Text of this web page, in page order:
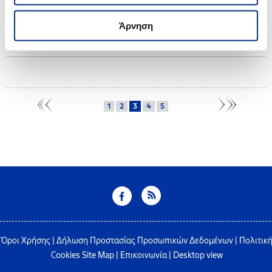
Άρνηση
Ο Όμιλος ΕΛΛΗΝΙΚΑ ΠΕΤΡΕΛΑΙΑ, στο πλαίσιο του Προγράμματος Εταιρικής
Αριστούχους Απόφοιτους Γενικών Ενιαίων και Επαγγελματικών Λυκείων
των ετών 2021 και 2022, από τους όμορους δήμους.
1 2 3 4 5
Όροι Χρήσης Δήλωση Προστασίας Προσωπικών Δεδομένων
Πολιτική
Cookies Site Map| Επικοινωνία| Desktop view